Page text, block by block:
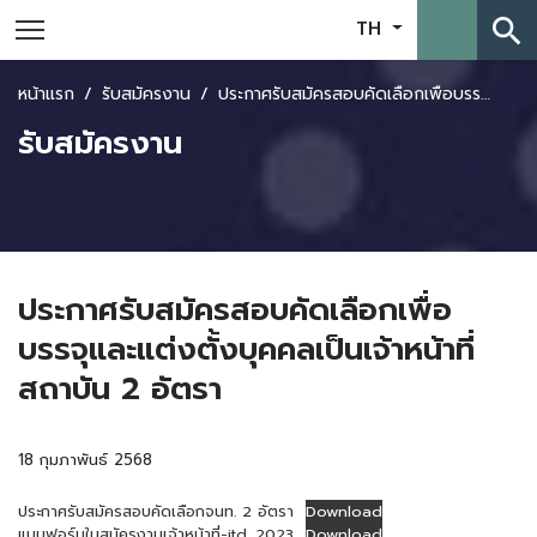
TH search
หน้าแรก รับสมัครงาน ประกาศรับสมัครสอบคัดเลือกเพื่อบรรจุและแต่งตั้งบุคคลเป็นเจ้าหน้าที่สถาบัน 2 อัตรา
รับสมัครงาน
ประกาศรับสมัครสอบคัดเลือกเพื่อ
บรรจุและแต่งตั้งบุคคลเป็นเจ้าหน้าที่
สถาบัน 2 อัตรา
18 กุมภาพันธ์ 2568
ประกาศรับสมัครสอบคัดเลือกจนท. 2 อัตรา Download